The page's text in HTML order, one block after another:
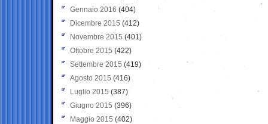
Gennaio 2016 (404)
Dicembre 2015 (412)
Novembre 2015 (401)
Ottobre 2015 (422)
Settembre 2015 (419)
Agosto 2015 (416)
Luglio 2015 (387)
Giugno 2015 (396)
Maggio 2015 (402)